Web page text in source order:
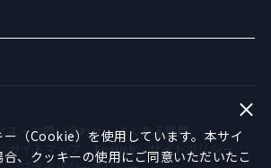
ス・お問い合わせ
よくある質問
サイトマップ English
サイトポリシー
（Cookie）を使用しています。本サイ
合、クッキーの使用にご同意いただいたこ